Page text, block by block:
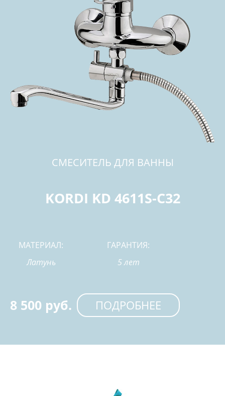
СМЕСИТЕЛЬ ДЛЯ ВАННЫ
KORDI KD 4611S-C32
МАТЕРИАЛ:
ГАРАНТИЯ:
Латунь
5 лет
8 500 руб. ПОДРОБНЕЕ